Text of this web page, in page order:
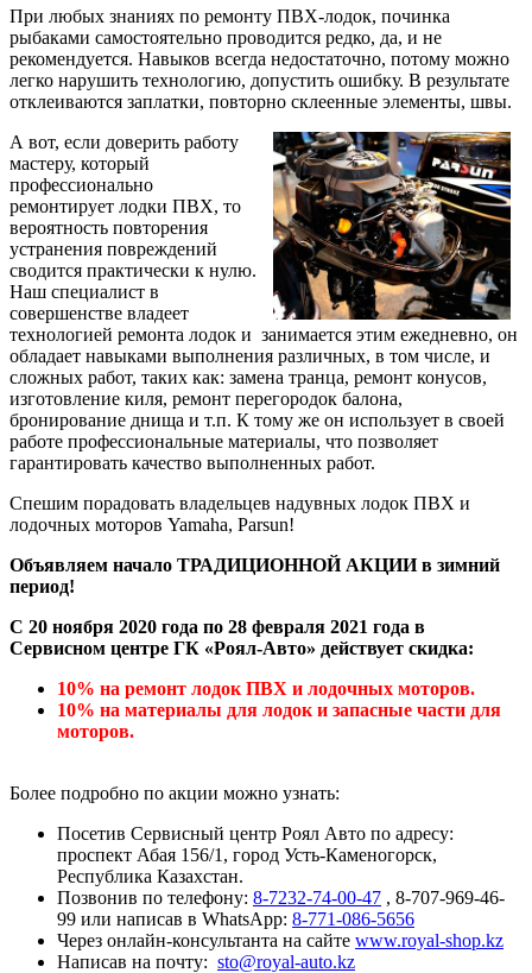
При любых знаниях по ремонту ПВХ-лодок, починка
рыбаками самостоятельно проводится редко, да, и не
рекомендуется. Навыков всегда недостаточно, потому можно
легко нарушить технологию, допустить ошибку. В результате
отклеиваются заплатки, повторно склеенные элементы, швы.
А вот, если доверить работу
мастеру, который
профессионально
ремонтирует лодки ПВХ, то
вероятность повторения
устранения повреждений
сводится практически к нулю.
Наш специалист в
совершенстве владеет
технологией ремонта лодок и занимается этим ежедневно, он
обладает навыками выполнения различных, в том числе, и
сложных работ, таких как: замена транца, ремонт конусов,
изготовление киля, ремонт перегородок балона,
бронирование днища и т.п. К тому же он использует в своей
работе профессиональные материалы, что позволяет
гарантировать качество выполненных работ.
Спешим порадовать владельцев надувных лодок ПВХ и
лодочных моторов Yamaha, Parsun!
Объявляем начало ТРАДИЦИОННОЙ АКЦИИ в зимний
период!
С 20 ноября 2020 года по 28 февраля 2021 года в
Сервисном центре ГК «Роял-Авто» действует скидка:
10% на ремонт лодок ПВХ и лодочных моторов.
10% на материалы для лодок и запасные части для
моторов.
Более подробно по акции можно узнать:
Посетив Сервисный центр Роял Авто по адресу:
проспект Абая 156/1, город Усть-Каменогорск,
Республика Казахстан.
Позвонив по телефону: 8-7232-74-00-47 , 8-707-969-46-
99 или написав в WhatsApp: 8-771-086-5656
Через онлайн-консультанта на сайте www.royal-shop.kz
Написав на почту: sto@royal-auto.kz